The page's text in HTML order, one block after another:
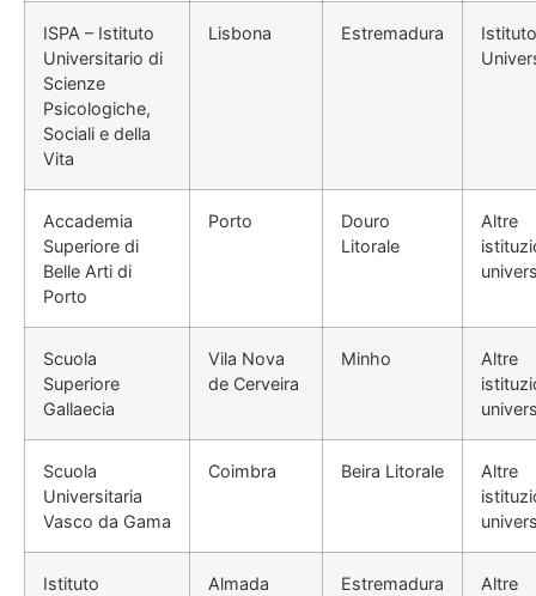
ISPA – Istituto
Universitario di
Scienze
Psicologiche,
Sociali e della
Vita
Lisbona Estremadura
Istituto
Accademia
Superiore di
Belle Arti di
Porto
Porto
Douro
Litorale
Altre
Scuola
Superiore
Gallaecia
Vila Nova
de Cerveira
Minho
Altre
Scuola
Universitaria
Vasco da Gama
Coimbra Beira Litorale
Altre
Istituto
Almada Estremadura
Altre